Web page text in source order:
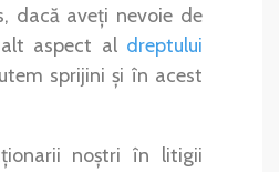
dacă aveți nevoie de
aspect al dreptului
sprijini și în acest
noștri în litigii